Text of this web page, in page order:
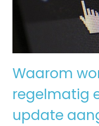
Waarom
regelmatig
update